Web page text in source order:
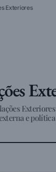
Exteriores
e